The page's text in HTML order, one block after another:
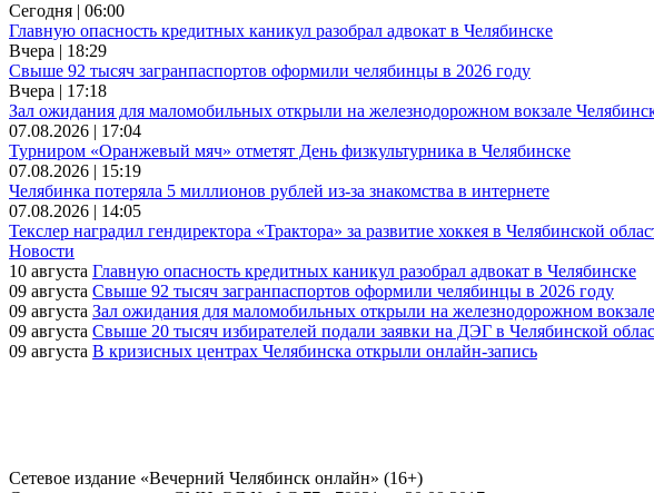
Сегодня | 06:00
Главную опасность кредитных каникул разобрал адвокат в Челябинске
Вчера | 18:29
Свыше 92 тысяч загранпаспортов оформили челябинцы в 2026 году
Вчера | 17:18
Зал ожидания для маломобильных открыли на железнодорожном вокзале
07.08.2026 | 17:04
Турниром «Оранжевый мяч» отметят День физкультурника в Челябинске
07.08.2026 | 15:19
Челябинка потеряла 5 миллионов рублей из-за знакомства в интернете
07.08.2026 | 14:05
Текслер наградил гендиректора «Трактора» за развитие хоккея в Челябинской
Новости
10 августа Главную опасность кредитных каникул разобрал адвокат в Челябинске
09 августа Свыше 92 тысяч загранпаспортов оформили челябинцы в 2026 году
09 августа Зал ожидания для маломобильных открыли на железнодорожном
09 августа Свыше 20 тысяч избирателей подали заявки на ДЭГ в Челябинской
09 августа В кризисных центрах Челябинска открыли онлайн-запись
Сетевое издание «Вечерний Челябинск онлайн» (16+)